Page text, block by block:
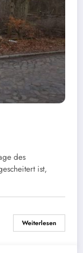
des
ist,
Weiterlesen